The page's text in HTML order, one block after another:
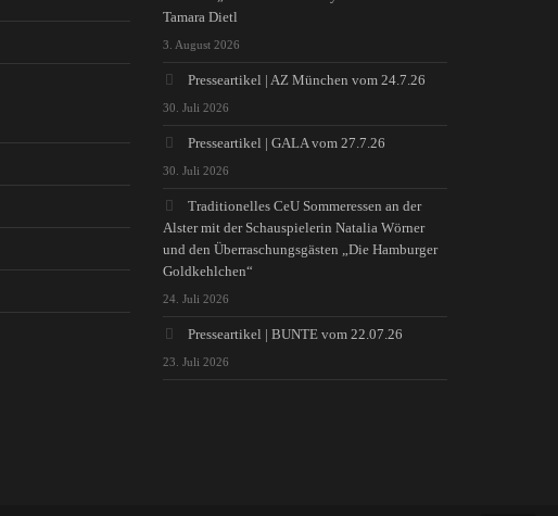
Tamara Dietl
3. August 2026
Presseartikel | AZ München vom 24.7.26
30. Juli 2026
Presseartikel | GALA vom 27.7.26
30. Juli 2026
Traditionelles CeU Sommeressen an der
Alster mit der Schauspielerin Natalia Wörner
und den Überraschungsgästen „Die Hamburger
Goldkehlchen“
24. Juli 2026
Presseartikel | BUNTE vom 22.07.26
23. Juli 2026